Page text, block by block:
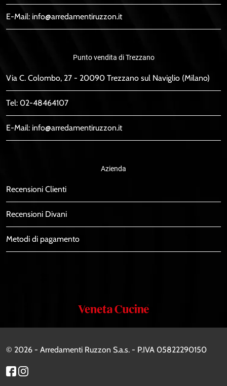
E-Mail: info@arredamentiruzzon.it
Punto vendita di Trezzano
Via C. Colombo, 27 - 20090 Trezzano sul Naviglio (Milano)
Tel: 02-48464107
E-Mail: info@arredamentiruzzon.it
Azienda
Recensioni Clienti
Recensioni Divani
Metodi di pagamento
Veneta
© 2026 - Arredamenti Ruzzon S.a.s. - P.IVA 05822290150